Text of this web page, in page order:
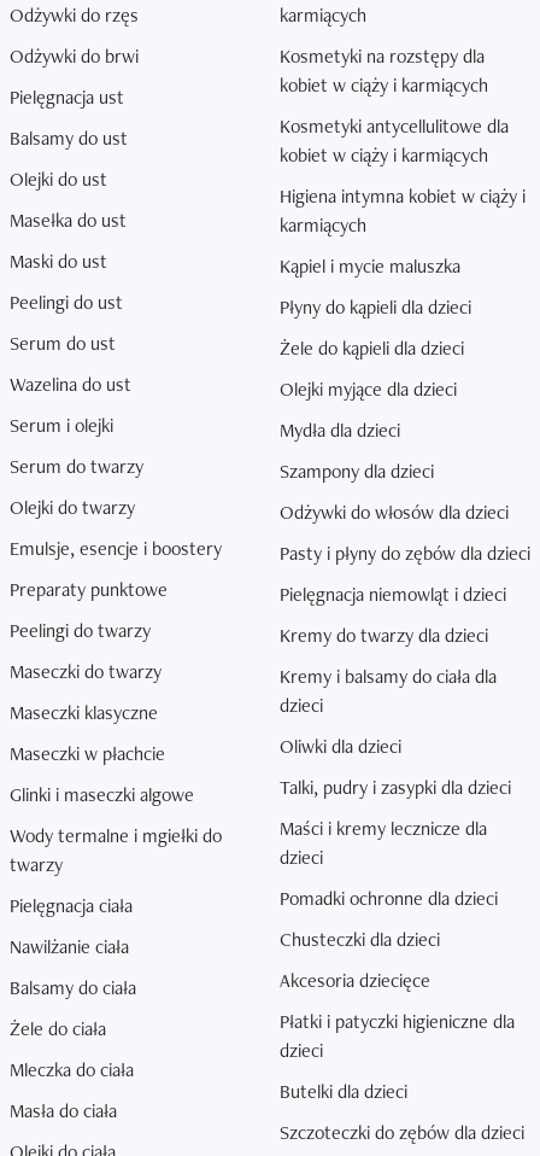
Odżywki do rzęs
Odżywki do brwi
Pielęgnacja ust
Balsamy do ust
Olejki do ust
Masełka do ust
Maski do ust
Peelingi do ust
Serum do ust
Wazelina do ust
Serum i olejki
Serum do twarzy
Olejki do twarzy
Emulsje, esencje i boostery
Preparaty punktowe
Peelingi do twarzy
Maseczki do twarzy
Maseczki klasyczne
Maseczki w płachcie
Glinki i maseczki algowe
Wody termalne i mgiełki do
twarzy
Pielęgnacja ciała
Nawilżanie ciała
Balsamy do ciała
Żele do ciała
Mleczka do ciała
Masła do ciała
karmiących
Kosmetyki na rozstępy dla
kobiet w ciąży i karmiących
Kosmetyki antycellulitowe dla
kobiet w ciąży i karmiących
Higiena intymna kobiet w ciąży i
karmiących
Kąpiel i mycie maluszka
Płyny do kąpieli dla dzieci
Żele do kąpieli dla dzieci
Olejki myjące dla dzieci
Mydła dla dzieci
Szampony dla dzieci
Odżywki do włosów dla dzieci
Pasty i płyny do zębów dla dzieci
Pielęgnacja niemowląt i dzieci
Kremy do twarzy dla dzieci
Kremy i balsamy do ciała dla
dzieci
Oliwki dla dzieci
Talki, pudry i zasypki dla dzieci
Maści i kremy lecznicze dla
dzieci
Pomadki ochronne dla dzieci
Chusteczki dla dzieci
Akcesoria dziecięce
Płatki i patyczki higieniczne dla
dzieci
Butelki dla dzieci
Szczoteczki do zębów dla dzieci